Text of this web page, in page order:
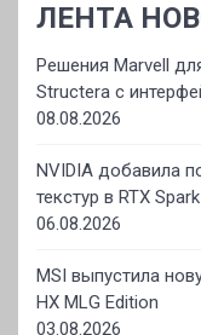
ЛЕНТА
Решения Marvell
Structera с
08.08.2026
NVIDIA добавила
текстур в RTX Spark
06.08.2026
MSI выпустила
HX MLG Edition
03.08.2026